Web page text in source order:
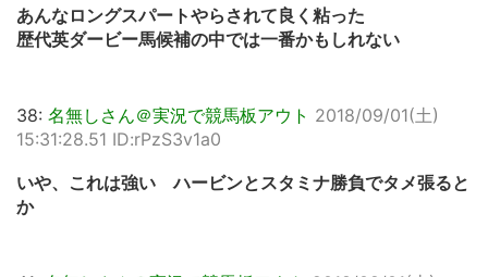
あんなロングスパートやらされて良く粘った
歴代英ダービー馬候補の中では一番かもしれない
38: 名無しさん＠実況で競馬板アウト 2018/09/01(土)
15:31:28.51 ID:rPzS3v1a0
いや、これは強い ハービンとスタミナ勝負でタメ張ると
か